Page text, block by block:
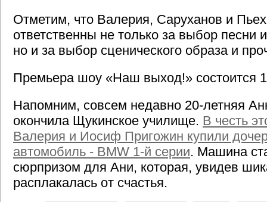
Отметим, что Валерия, Саруханов и
ответственны не только за выбор песни
но и за выбор сценического образа и
Премьера шоу «Наш выход!» состоится
Напомним, совсем недавно 20-летняя
окончила Щукинское училище. В честь
Валерия и Иосиф Пригожин купили
автомобиль - BMW 1-й серии. Машина
сюрпризом для Ани, которая, увидев
расплакалась от счастья.